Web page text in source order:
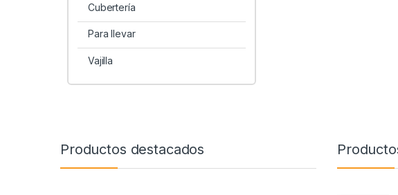
Cubertería
Para llevar
Vajilla
Productos destacados